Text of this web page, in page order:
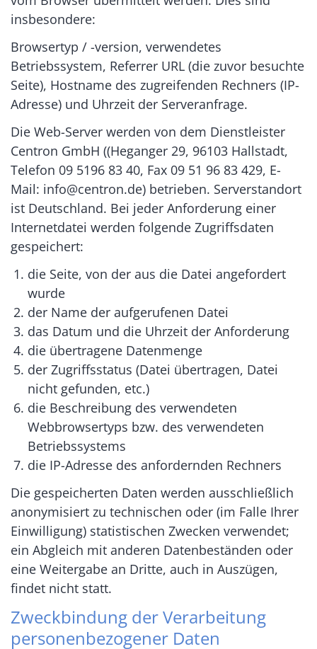
insbesondere:
Browsertyp / -version, verwendetes
Betriebssystem, Referrer URL (die zuvor besuchte
Seite), Hostname des zugreifenden Rechners (IP-
Adresse) und Uhrzeit der Serveranfrage.
Die Web-Server werden von dem Dienstleister
Centron GmbH ((Heganger 29, 96103 Hallstadt,
Telefon 09 5196 83 40, Fax 09 51 96 83 429, E-
Mail: info@centron.de) betrieben. Serverstandort
ist Deutschland. Bei jeder Anforderung einer
Internetdatei werden folgende Zugriffsdaten
gespeichert:
die Seite, von der aus die Datei angefordert
wurde
der Name der aufgerufenen Datei
das Datum und die Uhrzeit der Anforderung
die übertragene Datenmenge
der Zugriffsstatus (Datei übertragen, Datei
nicht gefunden, etc.)
die Beschreibung des verwendeten
Webbrowsertyps bzw. des verwendeten
Betriebssystems
die IP-Adresse des anfordernden Rechners
Die gespeicherten Daten werden ausschließlich
anonymisiert zu technischen oder (im Falle Ihrer
Einwilligung) statistischen Zwecken verwendet;
ein Abgleich mit anderen Datenbeständen oder
eine Weitergabe an Dritte, auch in Auszügen,
findet nicht statt.
Zweckbindung der Verarbeitung
personenbezogener Daten